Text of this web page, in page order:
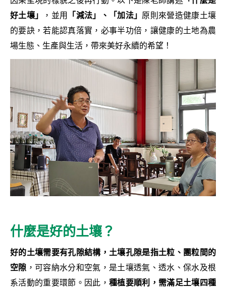
好土壤」
，並用 「減法」、「加法」 原則來營造健康土壤
的要訣，若能認真落實，必事半功倍，讓健康的土地為農
場生態、生產與生活，帶來美好永續的希望！
什麼是好的土壤？
好的土壤需要有孔隙結構，土壤孔隙是指土粒、團粒間的
空隙 ，可容納水分和空氣，是土壤透氣、透水、保水及根
系活動的重要環節。因此， 種植要順利，需滿足土壤四種